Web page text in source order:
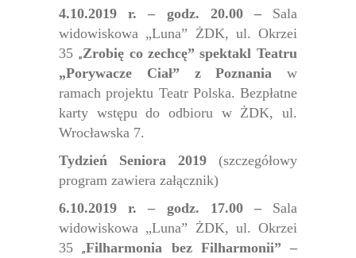
4.10.2019 r. – godz. 20.00 – Sala
widowiskowa „Luna” ŻDK, ul. Okrzei
35 „Zrobię co zechcę” spektakl Teatru
„Porywacze Ciał” z Poznania w
ramach projektu Teatr Polska. Bezpłatne
karty wstępu do odbioru w ŻDK, ul.
Wrocławska 7.
Tydzień Seniora 2019 (szczegółowy
program zawiera załącznik)
6.10.2019 r. – godz. 17.00 – Sala
widowiskowa „Luna” ŻDK, ul. Okrzei
35„Filharmonia bez Filharmonii” –